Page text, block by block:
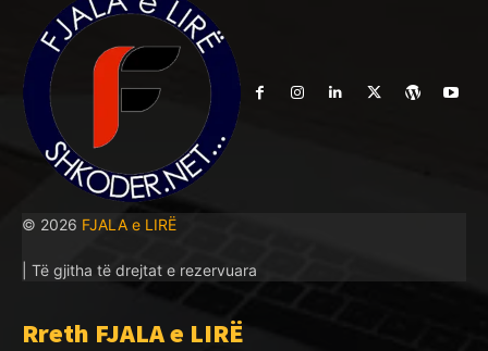
© 2026 FJALA e LIRË
| Të gjitha të drejtat e rezervuara
Rreth FJALA e LIRË